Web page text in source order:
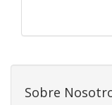
Sobre